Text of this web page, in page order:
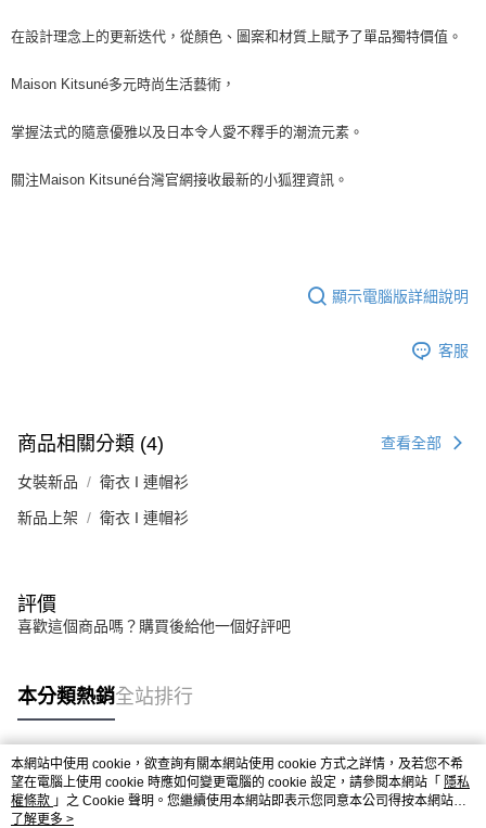
在設計理念上的更新迭代，從顏色、圖案和材質上賦予了單品獨特價值。
Maison Kitsuné多元時尚生活藝術，
掌握法式的隨意優雅以及日本令人愛不釋手的潮流元素。
關注Maison Kitsuné台灣官網接收最新的小狐狸資訊。
顯示電腦版詳細說明
客服
商品相關分類 (4) 查看全部
女裝新品 衛衣 I 連帽衫
新品上架 衛衣 I 連帽衫
評價
喜歡這個商品嗎？購買後給他一個好評吧
本分類熱銷全站排行
熱門標籤
本網站中使用 cookie，欲查詢有關本網站使用 cookie 方式之詳情，及若您不希
望在電腦上使用 cookie 時應如何變更電腦的 cookie 設定，請參閱本網站「 隱私
權條款 」之 Cookie 聲明。您繼續使用本網站即表示您同意本公司得按本網站使
用條款之 Cookie 聲明使用 cookie。
了解更多 >